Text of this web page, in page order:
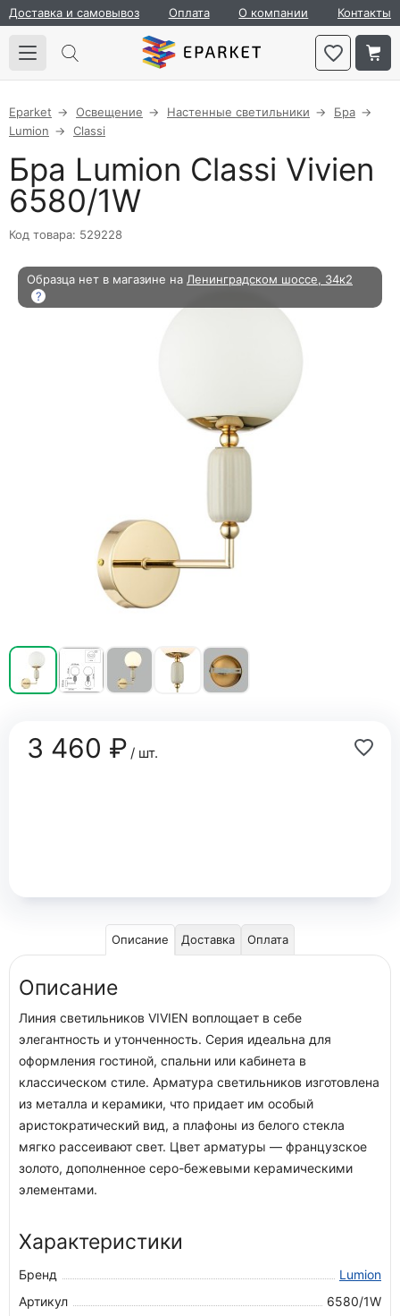
Доставка и самовывоз Оплата О компании Контакты
Eparket Освещение Настенные светильники
Бра
Lumion
Classi
Бра Lumion Classi Vivien
6580/1W
Код товара: 529228
Образца нет в магазине на Ленинградском шоссе, 34к2
?
3 460 ₽/ шт.
Описание Доставка Оплата
Описание
Линия светильников VIVIEN воплощает в себе
элегантность и утонченность. Серия идеальна для
оформления гостиной, спальни или кабинета в
классическом стиле. Арматура светильников изготовлена
из металла и керамики, что придает им особый
аристократический вид, а плафоны из белого стекла
мягко рассеивают свет. Цвет арматуры — французское
золото, дополненное серо-бежевыми керамическими
элементами.
Характеристики
Бренд
Lumion
Артикул
6580/1W